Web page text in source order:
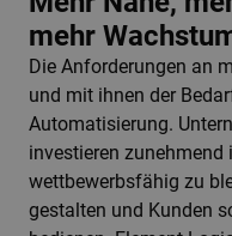
mehr
Die Anforderungen an
und mit ihnen der
Automatisierung.
investieren
wettbewerbsfähig zu
gestalten und Kunden